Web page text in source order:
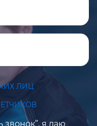
ЛИЦ
звонок”, я даю